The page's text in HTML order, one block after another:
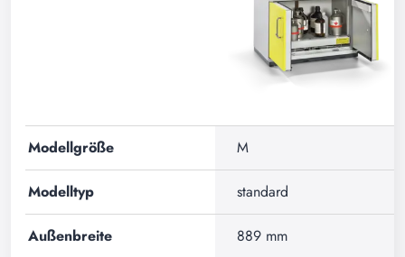
Modellgröße M
Modelltyp standard
Außenbreite 889 mm